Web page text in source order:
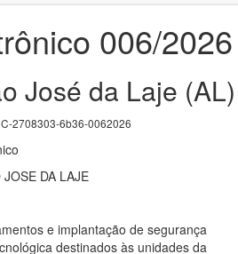
006/2026
José da Laje (AL)
2708303-6b36-0062026
DA LAJE
e implantação de segurança
destinados às unidades da